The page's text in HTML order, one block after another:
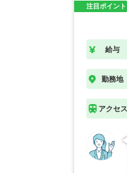
注目ポイント
給与
勤務地
アクセス